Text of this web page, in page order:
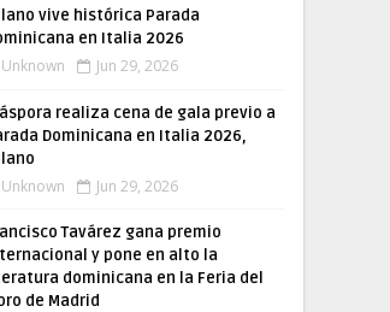
vive histórica Parada
en Italia 2026
Unknown Jun 29, 2026
realiza cena de gala previo a
Dominicana en Italia 2026,
Unknown Jun 29, 2026
Tavárez gana premio
y pone en alto la
dominicana en la Feria del
de Madrid